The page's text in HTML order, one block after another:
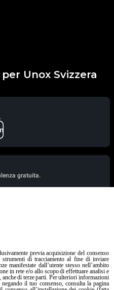
Unox Svizzera
gratuita.
al venerdì (7:30-18:00). Nei
nel più breve tempo
previa acquisizione del consenso
di tracciamento al fine di inviare
manifestate dall’utente stesso nell’ambito
in rete e/o allo scopo di effettuare analisi e
di terze parti. Per ulteriori informazioni
il tuo consenso, consulta la pagina